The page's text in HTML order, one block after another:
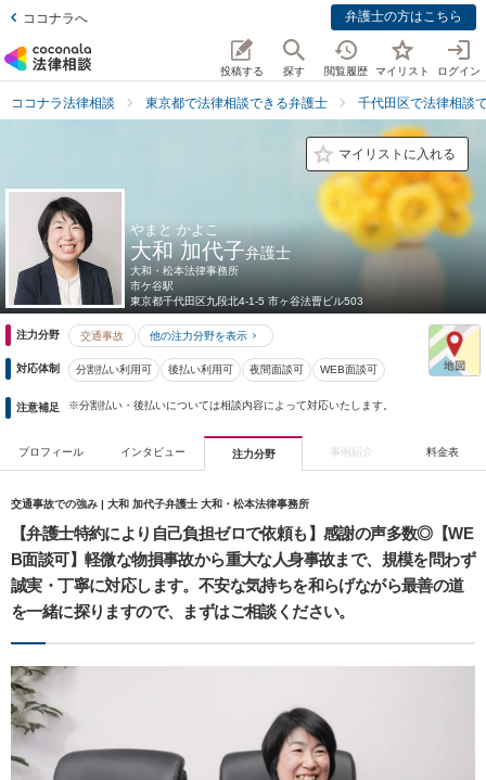
ココナラへ 弁護士の方はこちら
投稿する 探す 閲覧履歴 マイリスト ログイン
ココナラ法律相談 東京都で法律相談できる弁護士 千代田区で法律相談
マイリストに入れる
やまと かよこ
大和 加代子弁護士
大和・松本法律事務所
市ケ谷駅
東京都千代田区九段北4-1-5 市ヶ谷法曹ビル503
注力分野 交通事故 他の注力分野を表示
対応体制 分割払い利用可 後払い利用可 夜間面談可 WEB面談可
注意補足 ※分割払い・後払いについては相談内容によって対応いたします。
プロフィール インタビュー 注力分野 事例紹介 料金表
交通事故での強み | 大和 加代子弁護士 大和・松本法律事務所
【弁護士特約により自己負担ゼロで依頼も】感謝の声多数◎【WE
B面談可】軽微な物損事故から重大な人身事故まで、規模を問わず
誠実・丁寧に対応します。不安な気持ちを和らげながら最善の道
を一緒に探りますので、まずはご相談ください。